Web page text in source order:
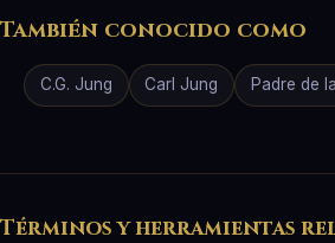
También conocido como
C.G. Jung Carl Jung Padre de
Términos y herramientas